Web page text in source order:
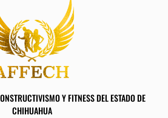
Y FITNESS DEL ESTADO DE
CHIHUAHUA